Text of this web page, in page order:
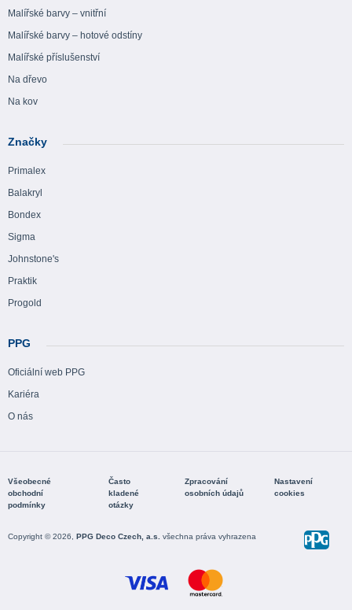
Malířské barvy – vnitřní
Malířské barvy – hotové odstíny
Malířské příslušenství
Na dřevo
Na kov
Značky
Primalex
Balakryl
Bondex
Sigma
Johnstone's
Praktik
Progold
PPG
Oficiální web PPG
Kariéra
O nás
Všeobecné
obchodní
podmínky
Často
kladené
otázky
Zpracování
osobních údajů
Nastavení
cookies
Copyright © 2026, PPG Deco Czech, a.s. všechna práva vyhrazena